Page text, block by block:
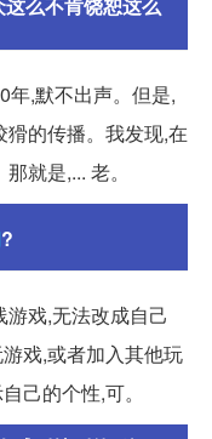
年,默不出声。但是,
的传播。我发现,在
就是,... 老。
?
戏,无法改成自己
戏,或者加入其他玩
己的个性,可。